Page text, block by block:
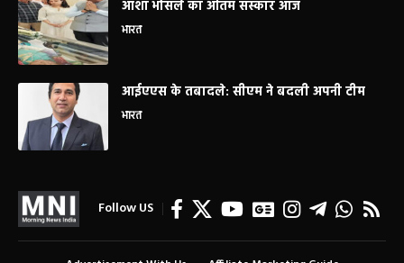
आशा भोसले का अंतिम संस्कार आज
भारत
आईएएस के तबादले: सीएम ने बदली अपनी टीम
भारत
Follow US